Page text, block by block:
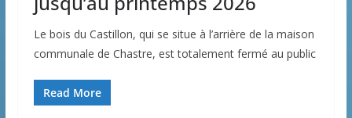
Le bois du Castillon, qui se situe à l’arrière de la maison
communale de Chastre, est totalement fermé au public
Read More